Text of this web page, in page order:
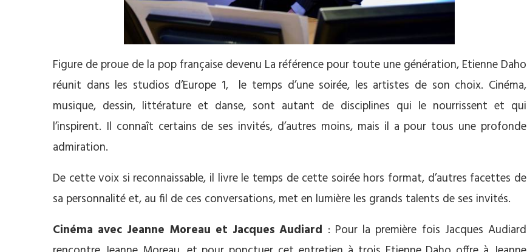
Figure de proue de la pop française devenu La référence pour toute une génération, Etienne Daho
réunit dans les studios d’Europe 1, le temps d’une soirée, les artistes de son choix. Cinéma,
musique, dessin, littérature et danse, sont autant de disciplines qui le nourrissent et qui
l’inspirent. Il connaît certains de ses invités, d’autres moins, mais il a pour tous une profonde
admiration.
De cette voix si reconnaissable, il livre le temps de cette soirée hors format, d’autres facettes de
sa personnalité et, au fil de ces conversations, met en lumière les grands talents de ses invités.
Cinéma avec Jeanne Moreau et Jacques Audiard : Pour la première fois Jacques Audiard